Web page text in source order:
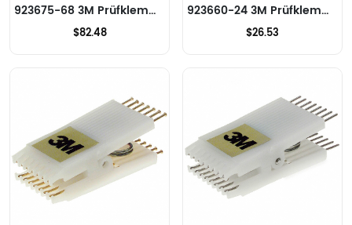
923675-68 3M Prüfklemmen - IC
$82.48
923660-24 3M Prüfklemmen - IC
$26.53